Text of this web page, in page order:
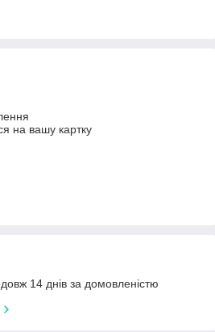
на вашу картку
14 днів за домовленістю